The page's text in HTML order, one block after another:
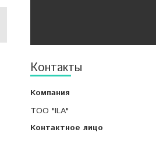
Контакты
ТОО "ILA"